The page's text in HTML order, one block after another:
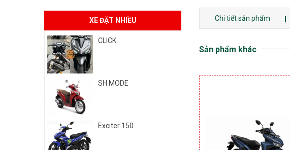
XE ĐẶT NHIỀU
CLICK
SH MODE
Exciter 150
Chi tiết sản phẩm
Sản phẩm khác